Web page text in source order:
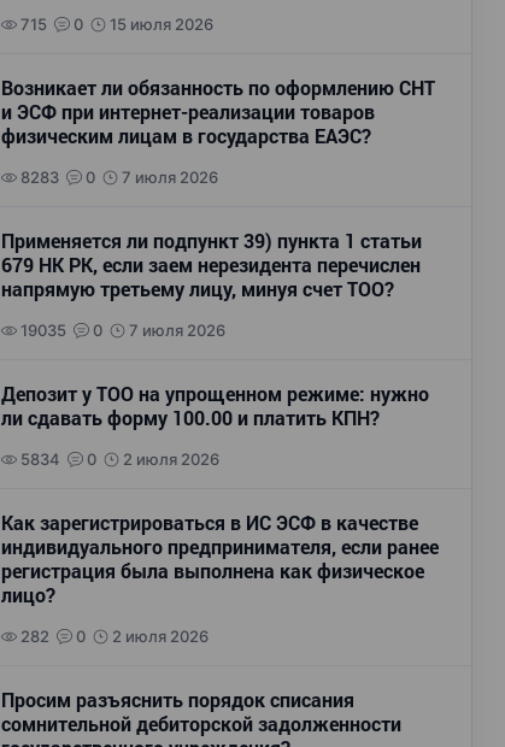
715 0 15 июля 2026
Возникает ли обязанность по оформлению СНТ
и ЭСФ при интернет-реализации товаров
физическим лицам в государства ЕАЭС?
8283 0 7 июля 2026
Применяется ли подпункт 39) пункта 1 статьи
679 НК РК, если заем нерезидента перечислен
напрямую третьему лицу, минуя счет ТОО?
19035 0 7 июля 2026
Депозит у ТОО на упрощенном режиме: нужно
ли сдавать форму 100.00 и платить КПН?
5834 0 2 июля 2026
Как зарегистрироваться в ИС ЭСФ в качестве
индивидуального предпринимателя, если ранее
регистрация была выполнена как физическое
лицо?
282 0 2 июля 2026
Просим разъяснить порядок списания
сомнительной дебиторской задолженности